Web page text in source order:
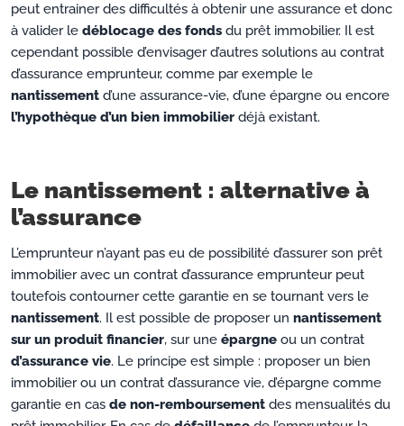
peut entrainer des difficultés à obtenir une assurance et donc
à valider le déblocage des fonds du prêt immobilier. Il est
cependant possible d’envisager d’autres solutions au contrat
d’assurance emprunteur, comme par exemple le
nantissement d’une assurance-vie, d’une épargne ou encore
l’hypothèque d’un bien immobilier déjà existant.
Le nantissement : alternative à
l’assurance
L’emprunteur n’ayant pas eu de possibilité d’assurer son prêt
immobilier avec un contrat d’assurance emprunteur peut
toutefois contourner cette garantie en se tournant vers le
nantissement. Il est possible de proposer un nantissement
sur un produit financier, sur une épargne ou un contrat
d’assurance vie. Le principe est simple : proposer un bien
immobilier ou un contrat d’assurance vie, d’épargne comme
garantie en cas de non-remboursement des mensualités du